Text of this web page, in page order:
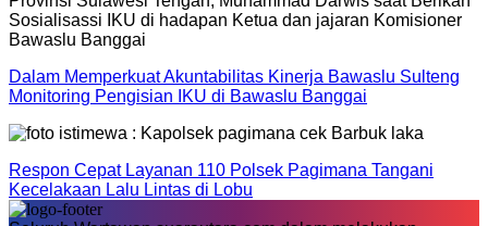
Dalam Memperkuat Akuntabilitas Kinerja Bawaslu Sulteng
Monitoring Pengisian IKU di Bawaslu Banggai
Respon Cepat Layanan 110 Polsek Pagimana Tangani
Kecelakaan Lalu Lintas di Lobu